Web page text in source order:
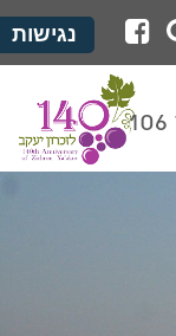
נגישותלעמוד
הפייסבוק
של
מועצת